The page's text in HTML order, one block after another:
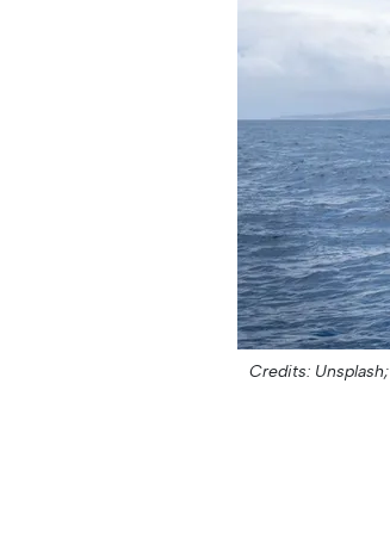
Credits: Unsplash;